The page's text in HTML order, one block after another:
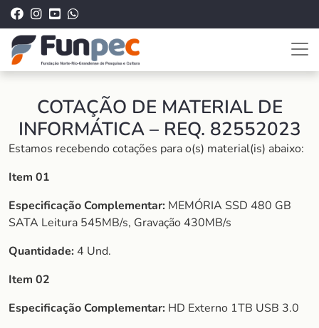
COTAÇÃO DE MATERIAL DE
INFORMÁTICA – REQ. 82552023
Estamos recebendo cotações para o(s) material(is) abaixo:
Item 01
Especificação Complementar: MEMÓRIA SSD 480 GB
SATA Leitura 545MB/s, Gravação 430MB/s
Quantidade: 4 Und.
Item 02
Especificação Complementar: HD Externo 1TB USB 3.0